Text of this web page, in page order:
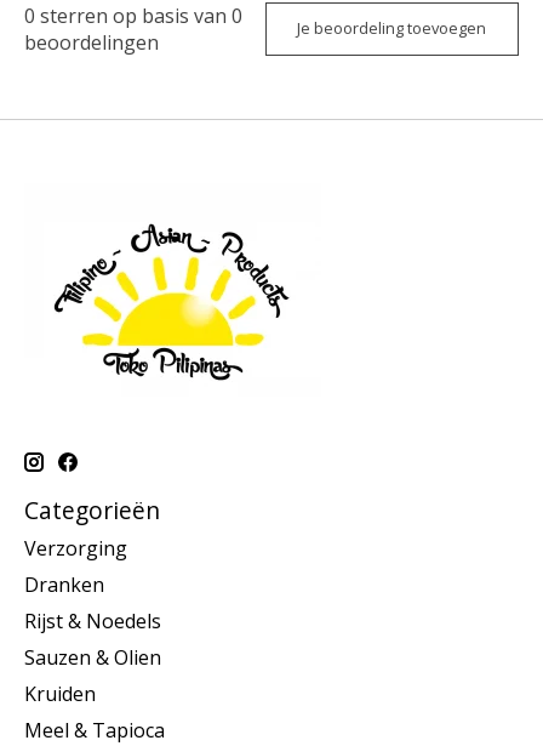
0 sterren op basis van 0
beoordelingen
Je beoordeling toevoegen
Categorieën
Verzorging
Dranken
Rijst & Noedels
Sauzen & Olien
Kruiden
Meel & Tapioca